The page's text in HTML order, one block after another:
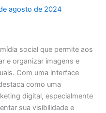
agosto de 2024
social que permite aos
e organizar imagens e
Com uma interface
como uma
digital, especialmente
sua visibilidade e